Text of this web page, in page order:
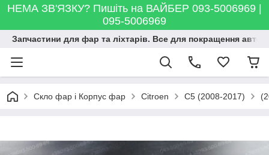
НЕМА ЗВ'ЯЗКУ? Пишіть на ВАЙБЕР 093-5006969 |
095-5006969
Запчастини для фар та ліхтарів. Все для покращення
Скло фар і Корпус фар Citroen C5 (2008-2017)